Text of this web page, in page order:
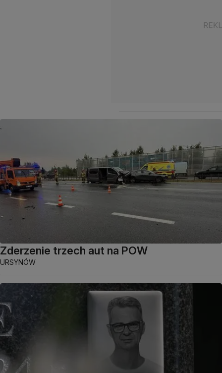
Zderzenie trzech aut na POW
URSYNÓW